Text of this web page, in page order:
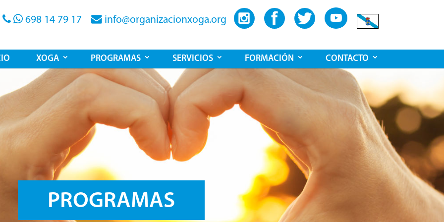
698 14 79 17 info@organizacionxoga.org
XOGA PROGRAMAS SERVICIOS FORMACIÓN CONTACTO
PROGRAMAS